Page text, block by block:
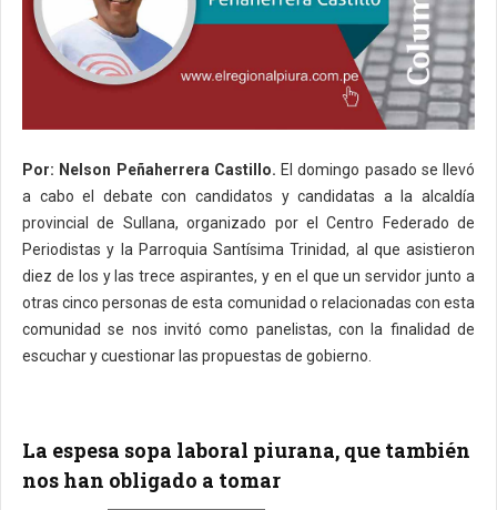
Por: Nelson Peñaherrera Castillo. El domingo pasado se llevó
a cabo el debate con candidatos y candidatas a la alcaldía
provincial de Sullana, organizado por el Centro Federado de
Periodistas y la Parroquia Santísima Trinidad, al que asistieron
diez de los y las trece aspirantes, y en el que un servidor junto a
otras cinco personas de esta comunidad o relacionadas con esta
comunidad se nos invitó como panelistas, con la finalidad de
escuchar y cuestionar las propuestas de gobierno.
La espesa sopa laboral piurana, que también
nos han obligado a tomar